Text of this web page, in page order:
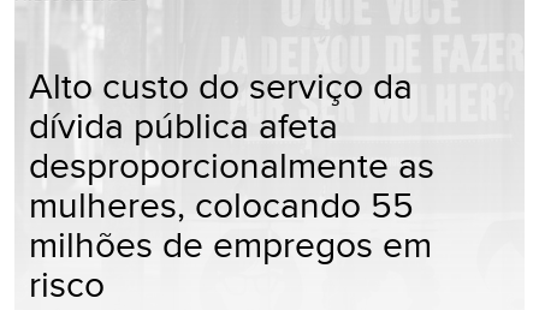
Alto custo do serviço da
dívida pública afeta
desproporcionalmente as
mulheres, colocando 55
milhões de empregos em
risco